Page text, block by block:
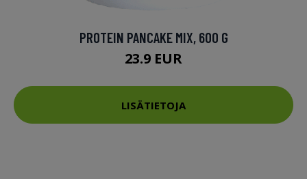
PROTEIN PANCAKE MIX, 600 G
23.9 EUR
LISÄTIETOJA